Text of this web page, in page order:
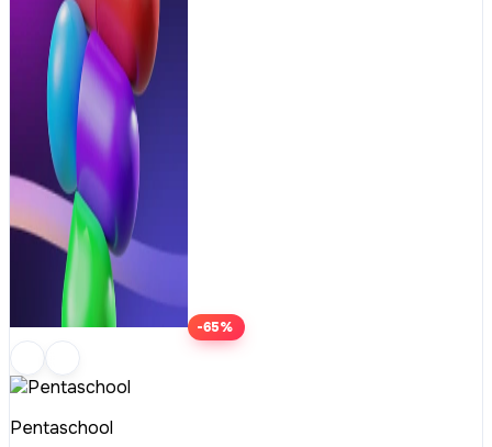
-65%
Pentaschool